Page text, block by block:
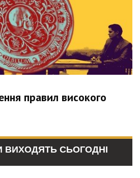
правил високого
ВИХОДЯТЬ СЬОГОДНІ